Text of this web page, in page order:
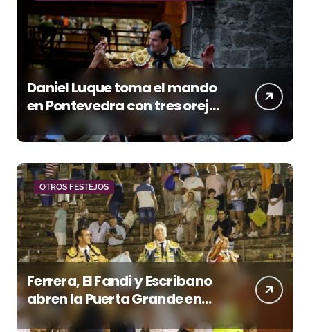
Daniel Luque toma el mando
en Pontevedra con tres orejas
y una Puerta Grande de peso
OTROS FESTEJOS
Ferrera, El Fandi y Escribano
abren la Puerta Grande en
una tarde triunfal en Azuaga